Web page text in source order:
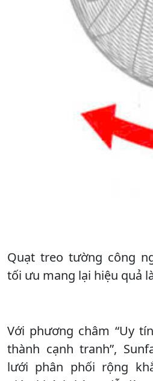
Quạt treo tường công
tối ưu mang lại hiệu quả
Với phương châm “Uy
thành cạnh tranh”,
lưới phân phối rộng